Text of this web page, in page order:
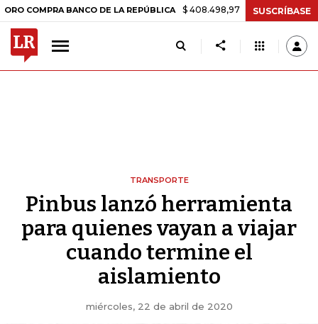
BANCO DE LA REPÚBLICA $ 408.498,97 +$ 8.753,81 +2,19%
SUSCRÍBASE
TRANSPORTE
Pinbus lanzó herramienta
para quienes vayan a viajar
cuando termine el
aislamiento
miércoles, 22 de abril de 2020